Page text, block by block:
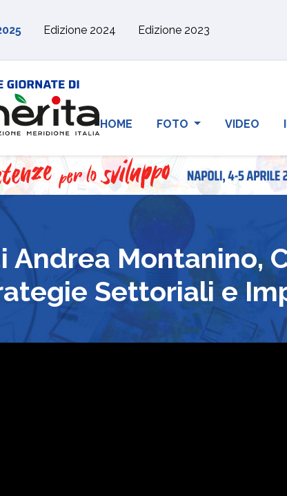
Edizione 2024 Edizione 2023
HOME FOTO VIDEO
Andrea Montanino,
Settoriali e